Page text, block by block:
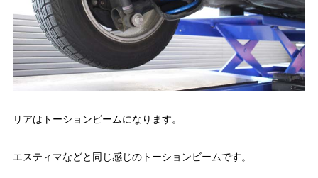
リアはトーションビームになります。
エスティマなどと同じ感じのトーションビームです。